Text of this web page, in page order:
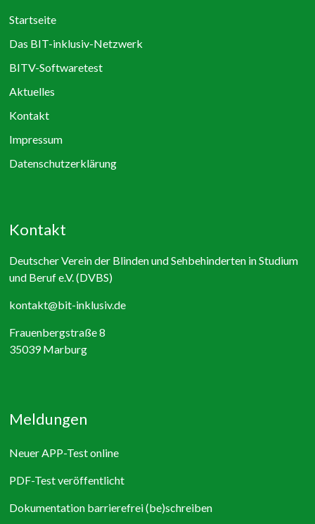
Startseite
Das BIT-inklusiv-Netzwerk
BITV-Softwaretest
Aktuelles
Kontakt
Impressum
Datenschutzerklärung
Kontakt
Deutscher Verein der Blinden und Sehbehinderten in Studium
und Beruf e.V. (DVBS)
kontakt@bit-inklusiv.de
Frauenbergstraße 8
35039 Marburg
Meldungen
Neuer APP-Test online
PDF-Test veröffentlicht
Dokumentation barrierefrei (be)schreiben